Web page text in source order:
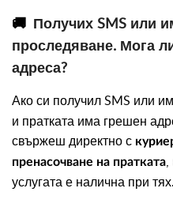
🚚 Получих SMS или
проследяване. Мога
адреса?
Ако си получил SMS или
и пратката има грешен
свържеш директно с
пренасочване на пратката,
услугата е налична при тях.